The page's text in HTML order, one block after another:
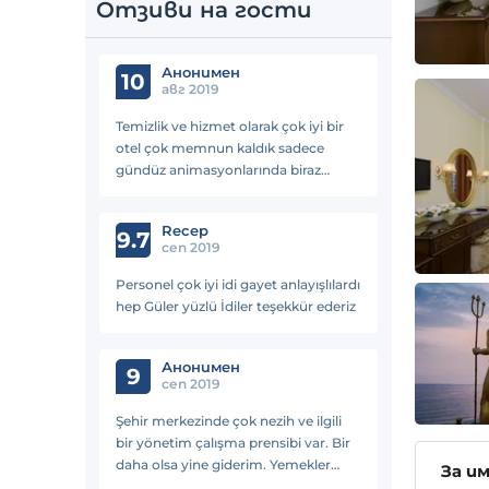
Отзиви на гости
10 Анонимен
авг 2019
Temizlik ve hizmet olarak çok iyi bir
otel çok memnun kaldık sadece
gündüz animasyonlarında biraz
9.7 Recep
сеп 2019
Personel çok iyi idi gayet anlayışlılardı
hep Güler yüzlü İdiler teşekkür ederiz
9 Анонимен
сеп 2019
Şehir merkezinde çok nezih ve ilgili
bir yönetim çalışma prensibi var. Bir
daha olsa yine giderim. Yemekler
За